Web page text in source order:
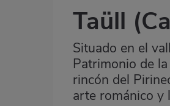
Taüll
Situado en el
Patrimonio de
rincón del
arte románico y